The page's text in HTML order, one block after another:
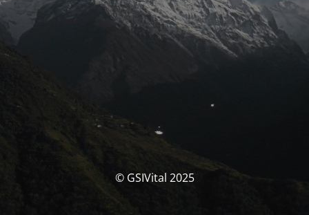
© GSIVital 2025